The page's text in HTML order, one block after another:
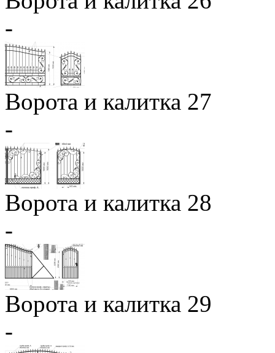
-
Ворота и калитка 27
-
Ворота и калитка 28
-
Ворота и калитка 29
-